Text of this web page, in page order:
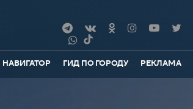
НАВИГАТОР ГИД ПО ГОРОДУ РЕКЛАМА